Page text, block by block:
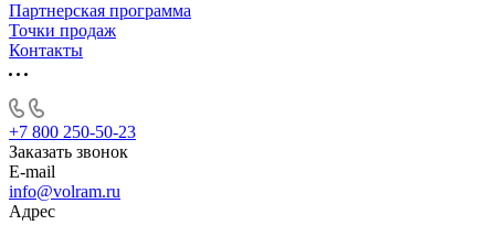
Партнерская программа
Точки продаж
Контакты
+7 800 250-50-23
Заказать звонок
E-mail
info@volram.ru
Адрес